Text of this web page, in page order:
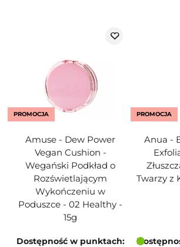
PROMOCJA
Amuse - Dew Power
Vegan Cushion -
Wegański Podkład o
Rozświetlającym
Wykończeniu w
Poduszce - 02 Healthy -
15g
Dostępność w punktach:
PROMOCJA
Anua -
Twarzy z